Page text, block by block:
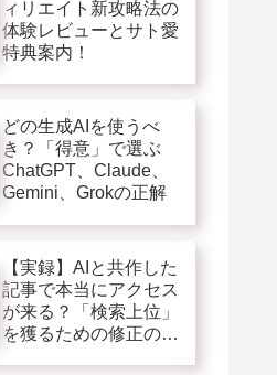
ィリエイト新攻略法の
体験レビューとサト愛
特典案内！
どの生成AIを使うべ
き？「得意」で選ぶ
ChatGPT、Claude、
Gemini、Grokの正解
【実録】AIと共作した
記事で本当にアクセス
が来る？「検索上位」
を獲るための修正の記